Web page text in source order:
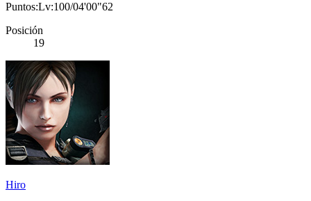
Puntos:Lv:100/04'00"62
Posición
19
Hiro